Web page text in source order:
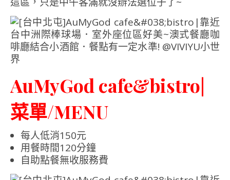
AuMyGod cafe&bistro|
菜單/MENU
每人低消150元
用餐時間120分鐘
自助點餐無收服務費